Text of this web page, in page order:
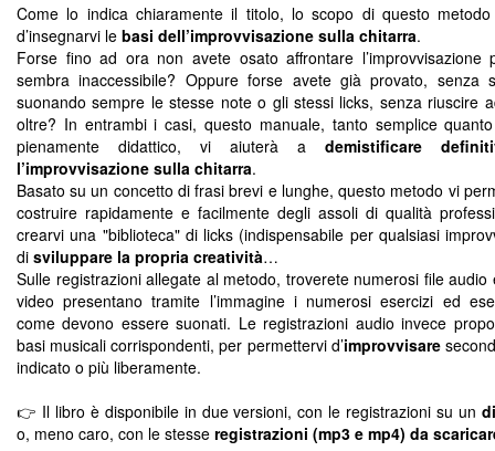
Come lo indica chiaramente il titolo, lo scopo di questo
d’insegnarvi le basi dell’improvvisazione sulla chitarra.
Forse fino ad ora non avete osato affrontare l’improvvisazione
sembra inaccessibile? Oppure forse avete già provato, senza
suonando sempre le stesse note o gli stessi licks, senza riuscire
oltre? In entrambi i casi, questo manuale, tanto semplice
pienamente didattico, vi aiuterà a demistificare
l’improvvisazione sulla chitarra.
Basato su un concetto di frasi brevi e lunghe, questo metodo vi
costruire rapidamente e facilmente degli assoli di qualità
crearvi una "biblioteca" di licks (indispensabile per qualsiasi
di sviluppare la propria creatività…
Sulle registrazioni allegate al metodo, troverete numerosi file audio
video presentano tramite l’immagine i numerosi esercizi ed
come devono essere suonati. Le registrazioni audio invece
basi musicali corrispondenti, per permettervi d’improvvisare
indicato o più liberamente.
👉 Il libro è disponibile in due versioni, con le registrazioni su un
o, meno caro, con le stesse registrazioni (mp3 e mp4) da